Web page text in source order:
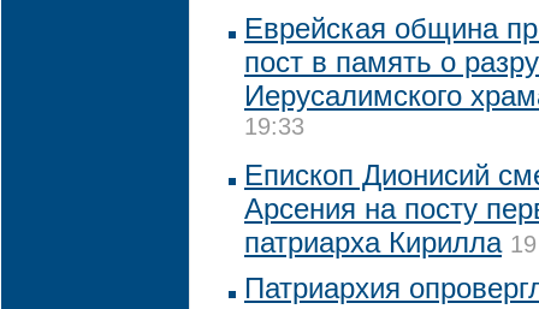
Еврейская община
пост в память о
Иерусалимского
19:33
Епископ Дионисий
Арсения на посту
патриарха Кирилла
Патриархия